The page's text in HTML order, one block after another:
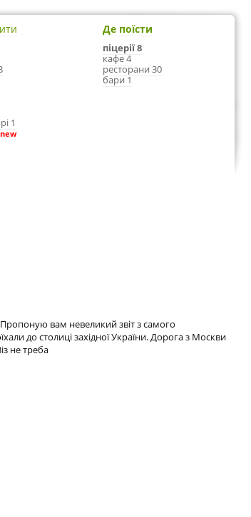
1
new
Де поїсти
піцерії 8
кафе 4
ресторани 30
бари 1
Пропоную вам невеликий звіт з самого
до столиці західної України. Дорога з Москви
не треба